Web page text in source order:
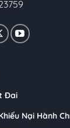
Đai
Nại Hành